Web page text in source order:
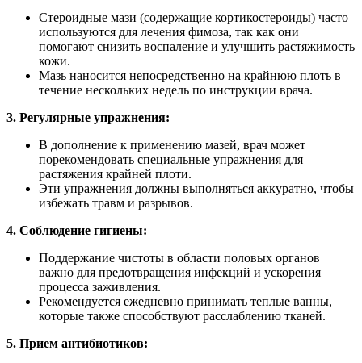
Стероидные мази (содержащие кортикостероиды) часто
используются для лечения фимоза, так как они
помогают снизить воспаление и улучшить растяжимость
кожи.
Мазь наносится непосредственно на крайнюю плоть в
течение нескольких недель по инструкции врача.
3. Регулярные упражнения:
В дополнение к применению мазей, врач может
порекомендовать специальные упражнения для
растяжения крайней плоти.
Эти упражнения должны выполняться аккуратно, чтобы
избежать травм и разрывов.
4. Соблюдение гигиены:
Поддержание чистоты в области половых органов
важно для предотвращения инфекций и ускорения
процесса заживления.
Рекомендуется ежедневно принимать теплые ванны,
которые также способствуют расслаблению тканей.
5. Прием антибиотиков: